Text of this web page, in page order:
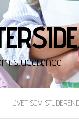
studerende
LIVET SOM